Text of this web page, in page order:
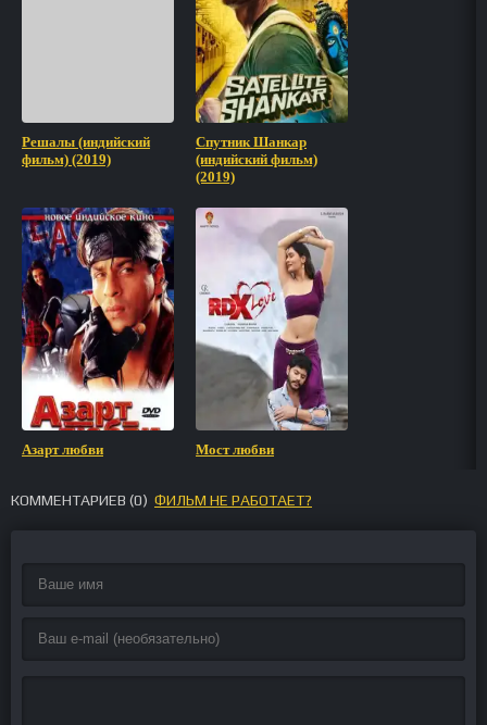
Решалы (индийский
фильм) (2019)
Спутник Шанкар
(индийский фильм)
(2019)
Азарт любви Мост любви
КОММЕНТАРИЕВ (0) ФИЛЬМ НЕ РАБОТАЕТ?